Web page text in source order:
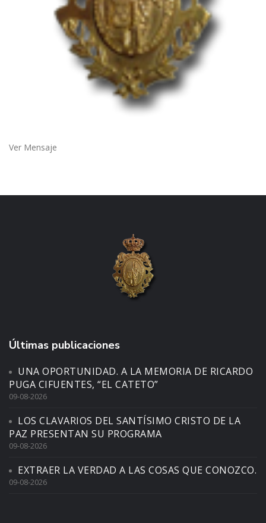
Ver Mensaje
Últimas publicaciones
UNA OPORTUNIDAD. A LA MEMORIA DE RICARDO
PUGA CIFUENTES, “EL CATETO”
09-08-2026
LOS CLAVARIOS DEL SANTÍSIMO CRISTO DE LA
PAZ PRESENTAN SU PROGRAMA
09-08-2026
EXTRAER LA VERDAD A LAS COSAS QUE CONOZCO.
09-08-2026